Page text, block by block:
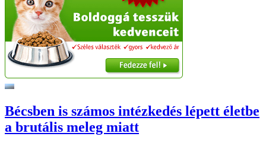
Bécsben is számos intézkedés lépett életbe
a brutális meleg miatt